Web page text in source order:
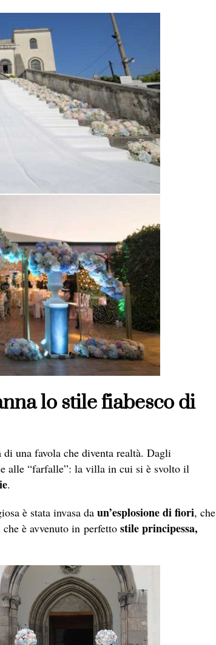
lo stile fiabesco di
una favola che diventa realtà. Dagli
alle “farfalle”: la villa in cui si è svolto il
.
è stata invasa da un’esplosione di fiori, che
che è avvenuto in perfetto stile principessa,